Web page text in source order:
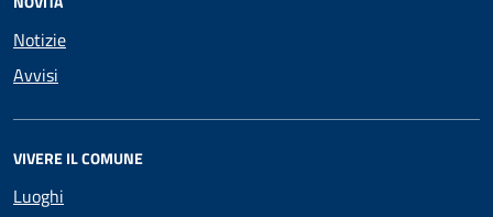
Notizie
Avvisi
VIVERE IL COMUNE
Luoghi